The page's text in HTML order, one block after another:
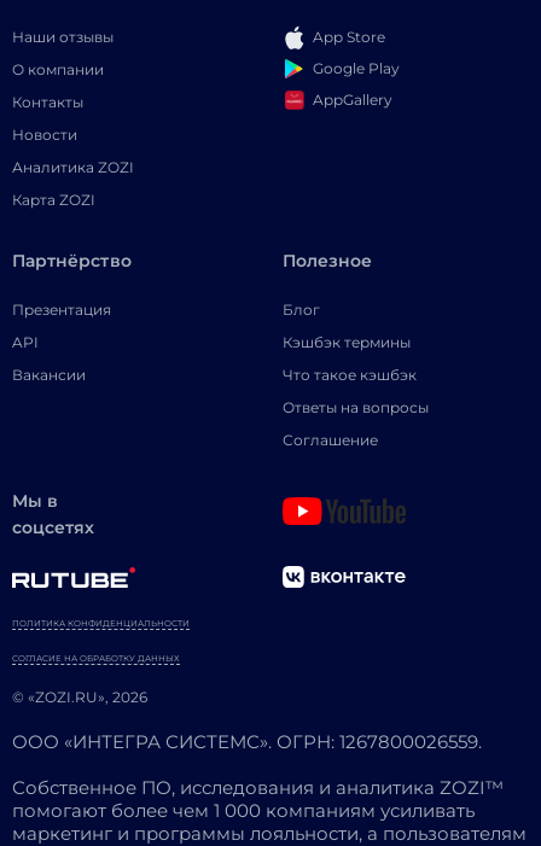
Наши отзывы
О компании
Контакты
Новости
Аналитика ZOZI
Карта ZOZI
App Store
Google Play
AppGallery
Партнёрство
Презентация
API
Вакансии
Полезное
Блог
Кэшбэк термины
Что такое кэшбэк
Ответы на вопросы
Соглашение
Мы в
соцсетях
© «ZOZI.RU», 2026
ПОЛИТИКА КОНФИДЕНЦИАЛЬНОСТИ
СОГЛАСИЕ НА ОБРАБОТКУ ДАННЫХ
ООО «ИНТЕГРА СИСТЕМС». ОГРН: 1267800026559.
Собственное ПО, исследования и аналитика ZOZI™
помогают более чем 1 000 компаниям усиливать
маркетинг и программы лояльности, а пользователям